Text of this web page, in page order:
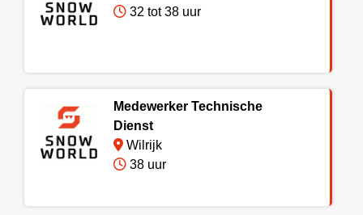
32 tot 38 uur
Medewerker Technische
Dienst
Wilrijk
38 uur